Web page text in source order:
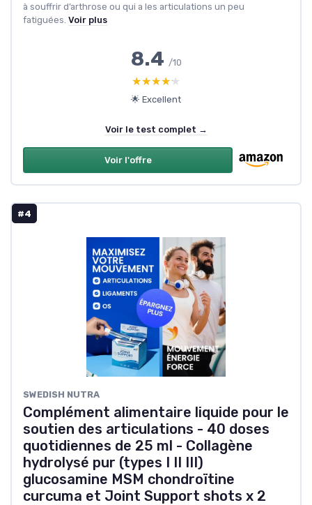
à souffrir d’arthrose ou qui a les articulations un peu
fatiguées. Voir plus
8.4 /10
★★★★★
★★★★★
🌟 Excellent
Voir le test complet →
Voir l'offre
#4
SWEDISH NUTRA
Complément alimentaire liquide pour le
soutien des articulations - 40 doses
quotidiennes de 25 ml - Collagène
hydrolysé pur (types I II III)
glucosamine MSM chondroïtine
curcuma et Joint Support shots x 2